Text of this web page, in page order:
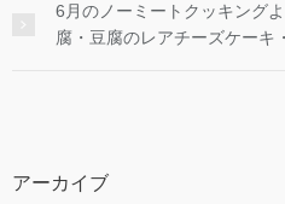
6月のノーミートクッキング
腐・豆腐のレアチーズケーキ
アーカイブ